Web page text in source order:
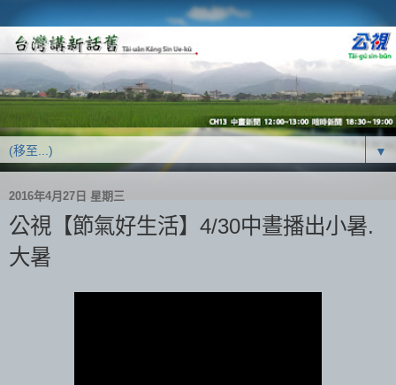
▼
2016年4月27日 星期三
公視【節氣好生活】4/30中晝播出小暑.
大暑